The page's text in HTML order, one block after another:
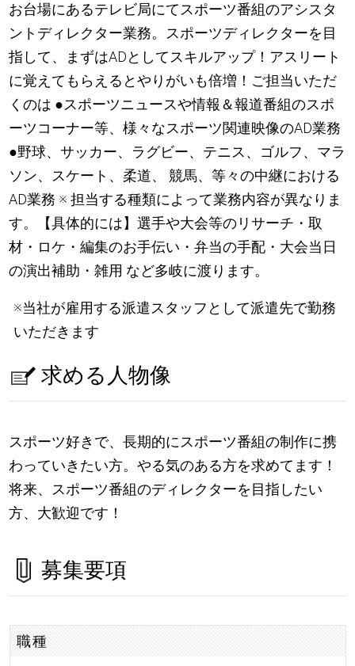
お台場にあるテレビ局にてスポーツ番組のアシスタ
ントディレクター業務。スポーツディレクターを目
指して、まずはADとしてスキルアップ！アスリート
に覚えてもらえるとやりがいも倍増！ご担当いただ
くのは ●スポーツニュースや情報＆報道番組のスポ
ーツコーナー等、様々なスポーツ関連映像のAD業務
●野球、サッカー、ラグビー、テニス、ゴルフ、マラ
ソン、スケート、柔道、 競馬、等々の中継における
AD業務 ※ 担当する種類によって業務内容が異なりま
す。【具体的には】選手や大会等のリサーチ・取
材・ロケ・編集のお手伝い・弁当の手配・大会当日
の演出補助・雑用 など多岐に渡ります。
※当社が雇用する派遣スタッフとして派遣先で勤務
いただきます
求める人物像
スポーツ好きで、長期的にスポーツ番組の制作に携
わっていきたい方。やる気のある方を求めてます！
将来、スポーツ番組のディレクターを目指したい
方、大歓迎です！
募集要項
職種